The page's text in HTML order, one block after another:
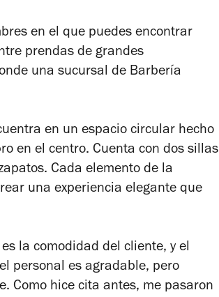
en el que puedes encontrar
prendas de grandes
una sucursal de Barbería
en un espacio circular hecho
en el centro. Cuenta con dos sillas
Cada elemento de la
una experiencia elegante que
la comodidad del cliente, y el
personal es agradable, pero
Como hice cita antes, me pasaron